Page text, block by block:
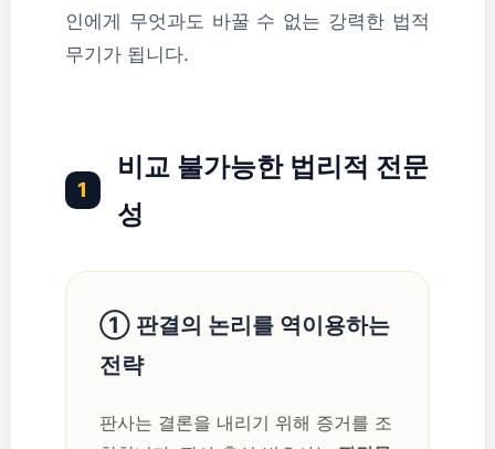
인에게 무엇과도 바꿀 수 없는 강력한 법적
무기가 됩니다.
1
비교 불가능한 법리적 전문
성
① 판결의 논리를 역이용하는
전략
판사는 결론을 내리기 위해 증거를 조